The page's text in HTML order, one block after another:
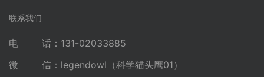
联系我们
电 话：131-02033885
微 信：legendowl（科学猫头鹰01）